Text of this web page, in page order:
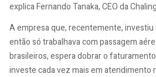
explica Fernando Tanaka, CEO da
A empresa que, recentemente,
então só trabalhava com passagem
brasileiros, espera dobrar o
investe cada vez mais em atendimento